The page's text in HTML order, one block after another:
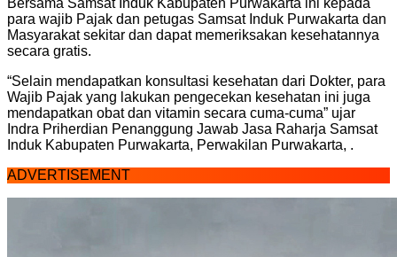
para wajib Pajak dan petugas Samsat Induk Purwakarta dan
Masyarakat sekitar dan dapat memeriksakan kesehatannya
secara gratis.
“Selain mendapatkan konsultasi kesehatan dari Dokter, para
Wajib Pajak yang lakukan pengecekan kesehatan ini juga
mendapatkan obat dan vitamin secara cuma-cuma” ujar
Indra Priherdian Penanggung Jawab Jasa Raharja Samsat
Induk Kabupaten Purwakarta, Perwakilan Purwakarta, .
ADVERTISEMENT